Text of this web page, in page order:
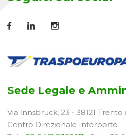
Sede Legale e
Via Innsbruck, 23 - 38121 Trento
Centro Direzionale Interporto